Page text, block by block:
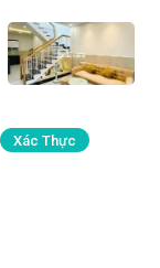
Xác Thực